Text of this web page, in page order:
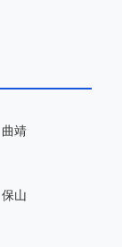
曲靖
保山